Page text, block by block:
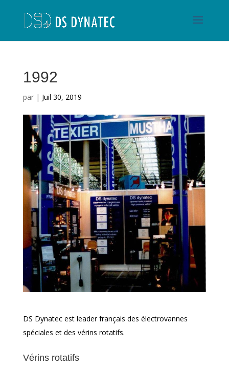
1992
par | Juil 30, 2019
DS Dynatec est leader français des électrovannes
spéciales et des vérins rotatifs.
Vérins rotatifs